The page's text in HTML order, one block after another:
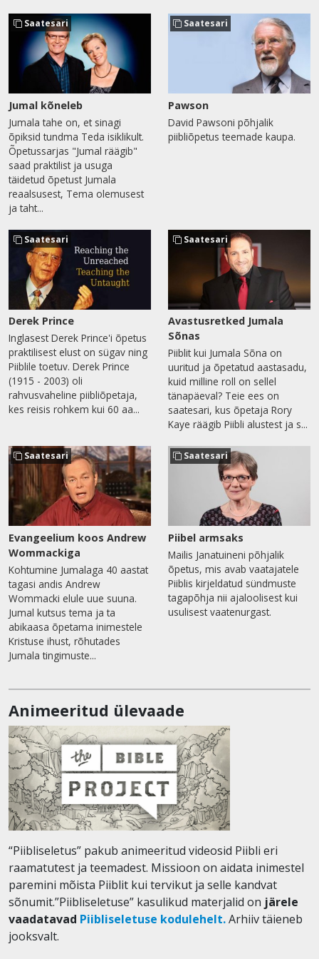
Saatesari
Jumal kõneleb
Jumala tahe on, et sinagi
õpiksid tundma Teda isiklikult.
Õpetussarjas "Jumal räägib"
saad praktilist ja usuga
täidetud õpetust Jumala
reaalsusest, Tema olemusest
ja taht...
Saatesari
Pawson
David Pawsoni põhjalik
piibliõpetus teemade kaupa.
Saatesari
Derek Prince
Inglasest Derek Prince'i õpetus
praktilisest elust on sügav ning
Piiblile toetuv. Derek Prince
(1915 - 2003) oli
rahvusvaheline piibliõpetaja,
kes reisis rohkem kui 60 aa...
Saatesari
Avastusretked Jumala
Sõnas
Piiblit kui Jumala Sõna on
uuritud ja õpetatud aastasadu,
kuid milline roll on sellel
tänapäeval? Teie ees on
saatesari, kus õpetaja Rory
Kaye räägib Piibli alustest ja s...
Saatesari
Evangeelium koos Andrew
Wommackiga
Kohtumine Jumalaga 40 aastat
tagasi andis Andrew
Wommacki elule uue suuna.
Jumal kutsus tema ja ta
abikaasa õpetama inimestele
Kristuse ihust, rõhutades
Jumala tingimuste...
Saatesari
Piibel armsaks
Mailis Janatuineni põhjalik
õpetus, mis avab vaatajatele
Piiblis kirjeldatud sündmuste
tagapõhja nii ajaloolisest kui
usulisest vaatenurgast.
Animeeritud ülevaade
“Piibliseletus” pakub animeeritud videosid Piibli eri
raamatutest ja teemadest. Missioon on aidata inimestel
paremini mõista Piiblit kui tervikut ja selle kandvat
sõnumit.”Piibliseletuse” kasulikud materjalid on järele
vaadatavad Piibliseletuse kodulehelt.Arhiiv täieneb
jooksvalt.